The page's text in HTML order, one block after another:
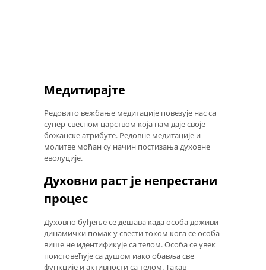
Медитирајте
Редовито вежбање медитације повезује нас са
супер-свесном царством која нам даје своје
божанске атрибуте. Редовне медитације и
молитве моћан су начин постизања духовне
еволуције.
Духовни раст је непрестани
процес
Духовно буђење се дешава када особа доживи
динамички помак у свести током кога се особа
више не идентификује са телом. Особа се увек
поистовећује са душом иако обавља све
функције и активности са телом. Такав